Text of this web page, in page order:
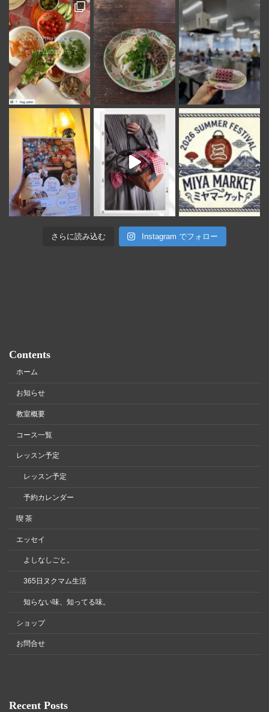
さらに読み込む Instagram でフォロー
Contents
ホーム
お知らせ
教室概要
コース一覧
レッスン予定
レッスン予定
予約カレンダー
喫 茶
エッセイ
よしなしごと。
365日ヌクマム生活
知らない味、知ってる味。
ショップ
お問合せ
Recent Posts